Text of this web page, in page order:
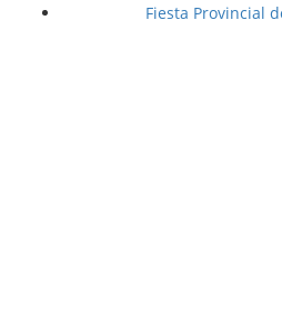
Fiesta Provincial